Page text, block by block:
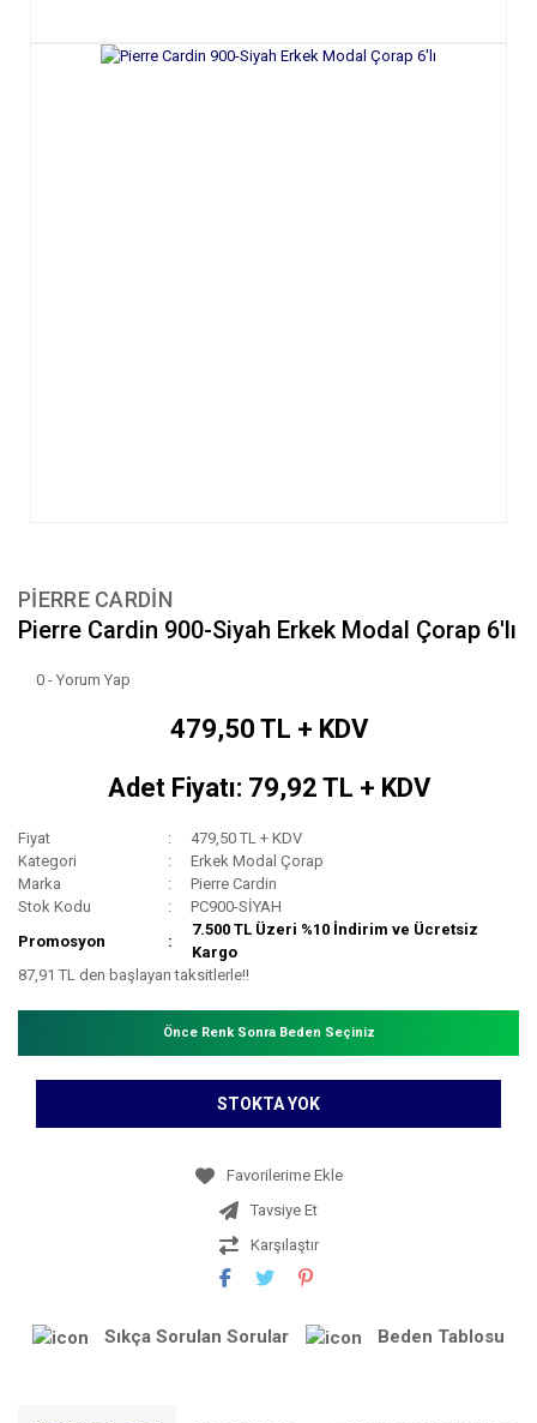
PIERRE CARDIN
Pierre Cardin 900-Siyah Erkek Modal Çorap 6'lı
0 - Yorum Yap
479,50 TL + KDV
Adet Fiyatı: 79,92 TL + KDV
Fiyat
479,50 TL + KDV
Kategori
Erkek Modal Çorap
Marka
Pierre Cardin
Stok Kodu
PC900-SİYAH
Promosyon
7.500 TL Üzeri %10 İndirim ve Ücretsiz
Kargo
87,91 TL den başlayan taksitlerle!!
Önce Renk Sonra Beden Seçiniz
STOKTA YOK
Tavsiye Et
Karşılaştır
Sıkça Sorulan Sorular Beden Tablosu